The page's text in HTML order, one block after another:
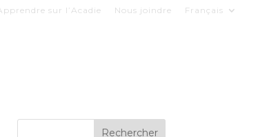
sur l’Acadie Nous joindre Français